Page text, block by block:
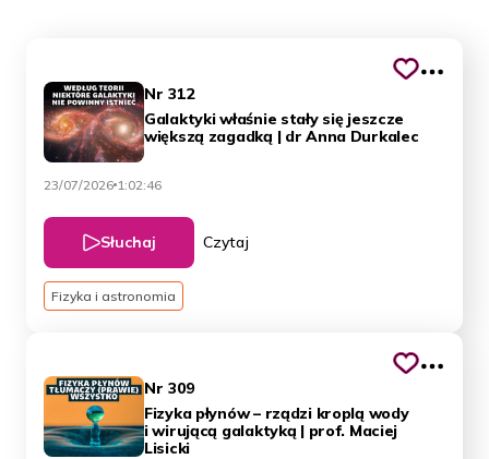
Nr 312
Galaktyki właśnie stały się jeszcze
większą zagadką | dr Anna Durkalec
23/07/2026 1:02:46
Słuchaj Czytaj
Fizyka i astronomia
Nr 309
Fizyka płynów – rządzi kroplą wody
i wirującą galaktyką | prof. Maciej
Lisicki